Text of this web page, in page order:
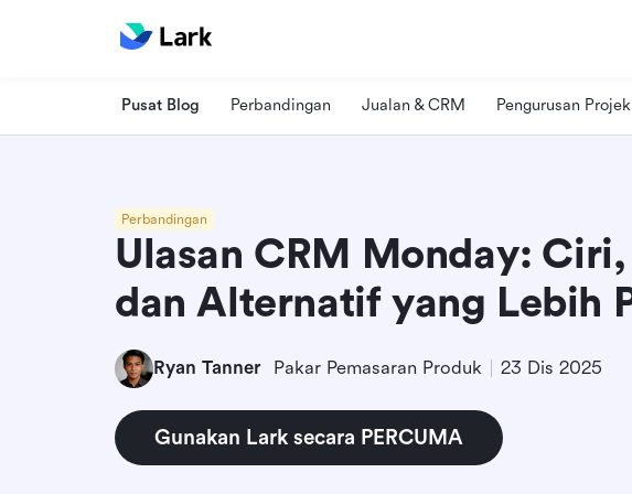
Pusat Blog Perbandingan Jualan & CRM Pengurusan Projek
Perbandingan
Ulasan CRM Monday:
dan Alternatif yang Lebih
Ryan Tanner Pakar Pemasaran Produk 23 Dis 2025
Gunakan Lark secara PERCUMA